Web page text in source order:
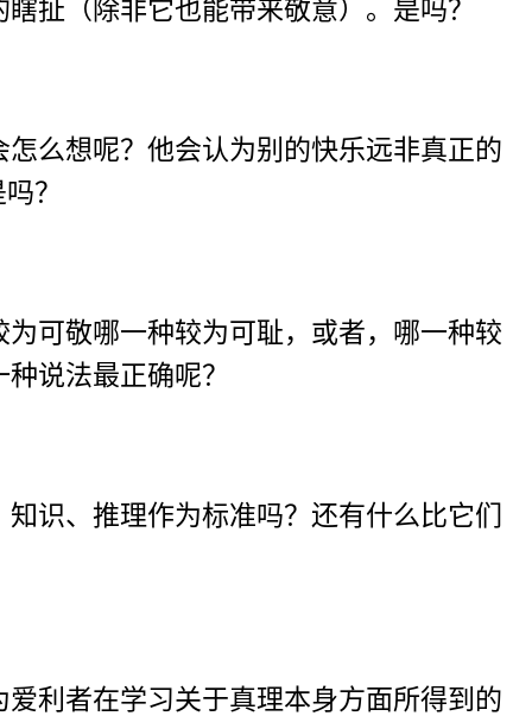
扯（除非它也能带来敬意）。是吗？
么想呢？他会认为别的快乐远非真正的
？
可敬哪一种较为可耻，或者，哪一种较
说法最正确呢？
识、推理作为标准吗？还有什么比它们
利者在学习关于真理本身方面所得到的